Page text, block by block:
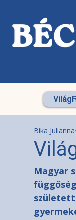
Bika Julianna
Magyar